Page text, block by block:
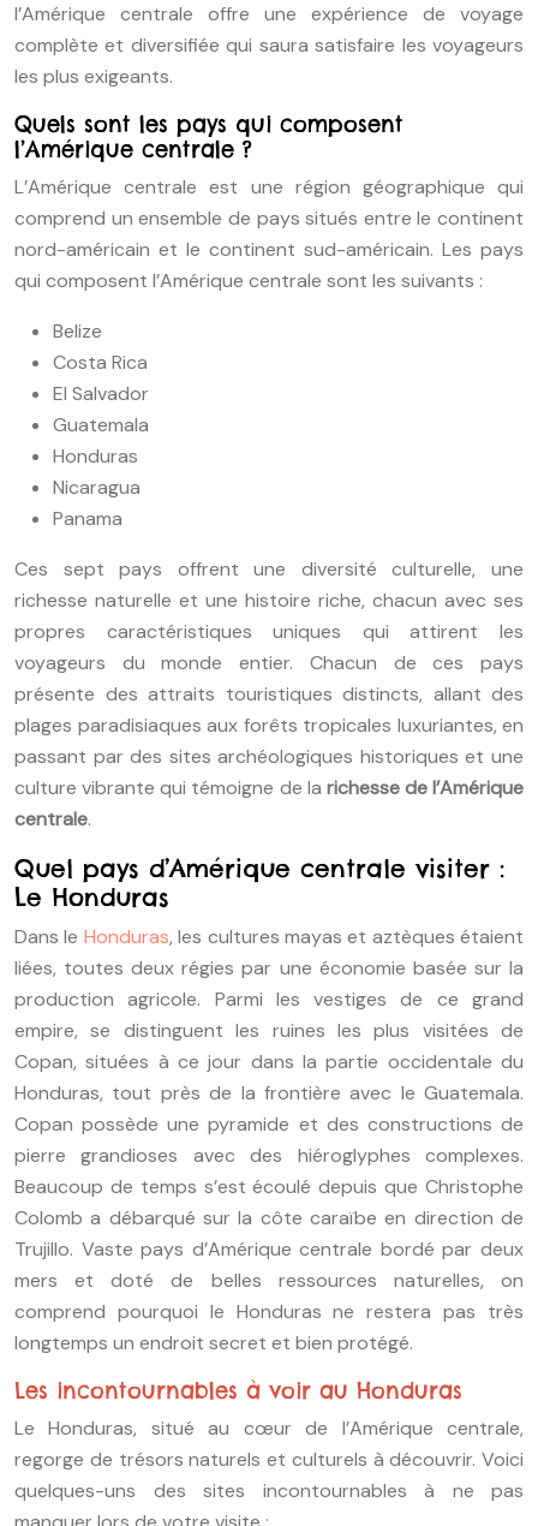
l’Amérique centrale offre une expérience de voyage
complète et diversifiée qui saura satisfaire les voyageurs
les plus exigeants.
Quels sont les pays qui composent
l’Amérique centrale ?
L’Amérique centrale est une région géographique qui
comprend un ensemble de pays situés entre le continent
nord-américain et le continent sud-américain. Les pays
qui composent l’Amérique centrale sont les suivants :
Belize
Costa Rica
El Salvador
Guatemala
Honduras
Nicaragua
Panama
Ces sept pays offrent une diversité culturelle, une
richesse naturelle et une histoire riche, chacun avec ses
propres caractéristiques uniques qui attirent les
voyageurs du monde entier. Chacun de ces pays
présente des attraits touristiques distincts, allant des
plages paradisiaques aux forêts tropicales luxuriantes, en
passant par des sites archéologiques historiques et une
culture vibrante qui témoigne de la richesse de l’Amérique
centrale.
Quel pays d’Amérique centrale visiter :
Le Honduras
Dans le Honduras, les cultures mayas et aztèques étaient
liées, toutes deux régies par une économie basée sur la
production agricole. Parmi les vestiges de ce grand
empire, se distinguent les ruines les plus visitées de
Copan, situées à ce jour dans la partie occidentale du
Honduras, tout près de la frontière avec le Guatemala.
Copan possède une pyramide et des constructions de
pierre grandioses avec des hiéroglyphes complexes.
Beaucoup de temps s’est écoulé depuis que Christophe
Colomb a débarqué sur la côte caraïbe en direction de
Trujillo. Vaste pays d’Amérique centrale bordé par deux
mers et doté de belles ressources naturelles, on
comprend pourquoi le Honduras ne restera pas très
longtemps un endroit secret et bien protégé.
Les incontournables à voir au Honduras
Le Honduras, situé au cœur de l’Amérique centrale,
regorge de trésors naturels et culturels à découvrir. Voici
quelques-uns des sites incontournables à ne pas